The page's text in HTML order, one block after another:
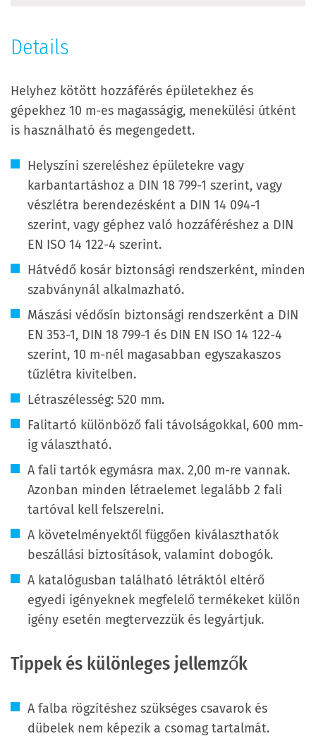
Details
Helyhez kötött hozzáférés épületekhez és
gépekhez 10 m-es magasságig, menekülési útként
is használható és megengedett.
Helyszíni szereléshez épületekre vagy
karbantartáshoz a DIN 18 799-1 szerint, vagy
vészlétra berendezésként a DIN 14 094-1
szerint, vagy géphez való hozzáféréshez a DIN
EN ISO 14 122-4 szerint.
Hátvédő kosár biztonsági rendszerként, minden
szabványnál alkalmazható.
Mászási védősín biztonsági rendszerként a DIN
EN 353-1, DIN 18 799-1 és DIN EN ISO 14 122-4
szerint, 10 m-nél magasabban egyszakaszos
tűzlétra kivitelben.
Létraszélesség: 520 mm.
Falitartó különböző fali távolságokkal, 600 mm-
ig választható.
A fali tartók egymásra max. 2,00 m-re vannak.
Azonban minden létraelemet legalább 2 fali
tartóval kell felszerelni.
A követelményektől függően kiválaszthatók
beszállási biztosítások, valamint dobogók.
A katalógusban található létráktól eltérő
egyedi igényeknek megfelelő termékeket külön
igény esetén megtervezzük és legyártjuk.
Tippek és különleges jellemzők
A falba rögzítéshez szükséges csavarok és
dübelek nem képezik a csomag tartalmát.